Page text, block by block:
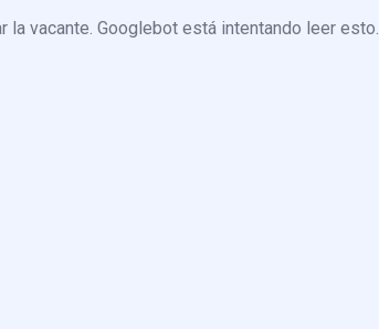
la vacante. Googlebot está intentando leer esto.